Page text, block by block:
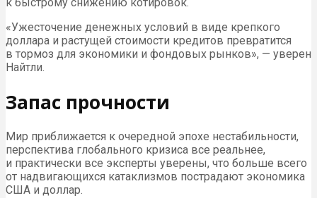
«Ужесточение денежных условий в виде крепкого
доллара и растущей стоимости кредитов превратится
в тормоз для экономики и фондовых рынков», — уверен
Найтли.
Запас прочности
Мир приближается к очередной эпохе нестабильности,
перспектива глобального кризиса все реальнее,
и практически все эксперты уверены, что больше всего
от надвигающихся катаклизмов пострадают экономика
США и доллар.